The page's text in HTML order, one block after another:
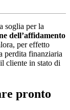
soglia per la
dell’affidamento
per effetto
perdita finanziaria
cliente in stato di
pronto